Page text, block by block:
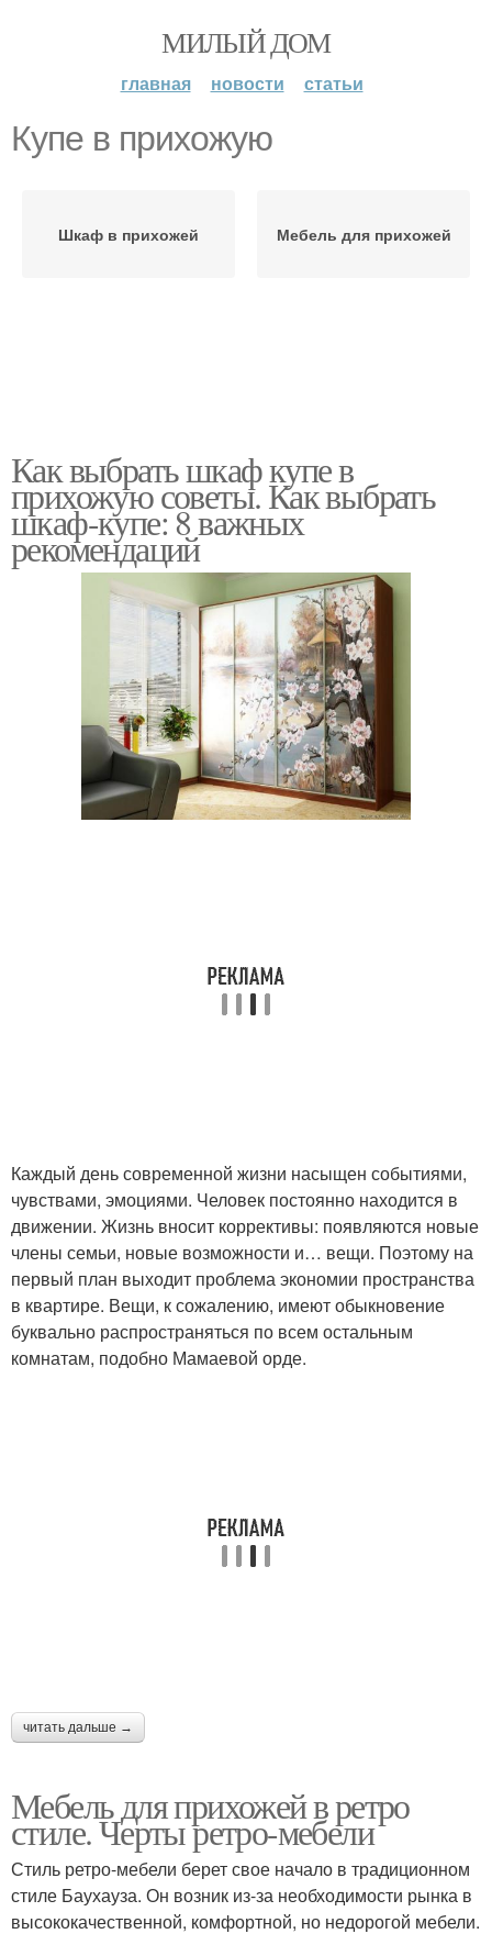
МИЛЫЙ ДОМ
главная новости статьи
Купе в прихожую
Шкаф в прихожей Мебель для прихожей
Как выбрать шкаф купе в
прихожую советы. Как выбрать
шкаф-купе: 8 важных
рекомендаций
Каждый день современной жизни насыщен событиями,
чувствами, эмоциями. Человек постоянно находится в
движении. Жизнь вносит коррективы: появляются новые
члены семьи, новые возможности и… вещи. Поэтому на
первый план выходит проблема экономии пространства
в квартире. Вещи, к сожалению, имеют обыкновение
буквально распространяться по всем остальным
комнатам, подобно Мамаевой орде.
читать дальше →
Мебель для прихожей в ретро
стиле. Черты ретро-мебели
Стиль ретро-мебели берет свое начало в традиционном
стиле Баухауза. Он возник из-за необходимости рынка в
высококачественной, комфортной, но недорогой мебели.